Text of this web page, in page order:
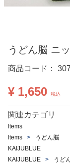
うどん脳 ニ
商品コード：
¥ 1,650 税込
関連カテゴリ
Items
Items
うどん脳
KAIJUBLUE
KAIJUBLUE
うど